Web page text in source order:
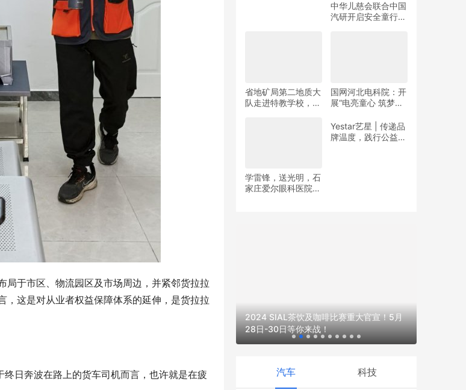
局于市区、物流园区及市场周边，并紧邻货拉拉
，这是对从业者权益保障体系的延伸，是货拉拉
日奔波在路上的货车司机而言，也许就是在疲
中华儿慈会联合中国
汽研开启安全童行公
省地矿局第二地质大
队走进特教学校，暖
国网河北电科院：开
展“电亮童心 筑梦未
学雷锋，送光明，石
家庄爱尔眼科医院党
Yestar艺星 | 传递品
牌温度，践行公益之
已走到悬
度新德里机场进入临时紧急状态 印度航班一
定会受影响
2024 SIAL茶饮及咖啡比赛重大官宣！5月
28日-30日等你来战！
汽车 科技